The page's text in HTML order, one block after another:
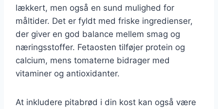
lækkert, men også en sund mulighed for
måltider. Det er fyldt med friske ingredienser,
der giver en god balance mellem smag og
næringsstoffer. Fetaosten tilføjer protein og
calcium, mens tomaterne bidrager med
vitaminer og antioxidanter.
At inkludere pitabrød i din kost kan også være